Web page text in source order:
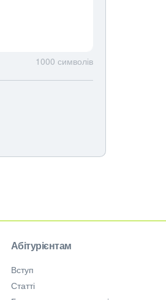
1000 символів
Абітурієнтам
Вступ
Статті